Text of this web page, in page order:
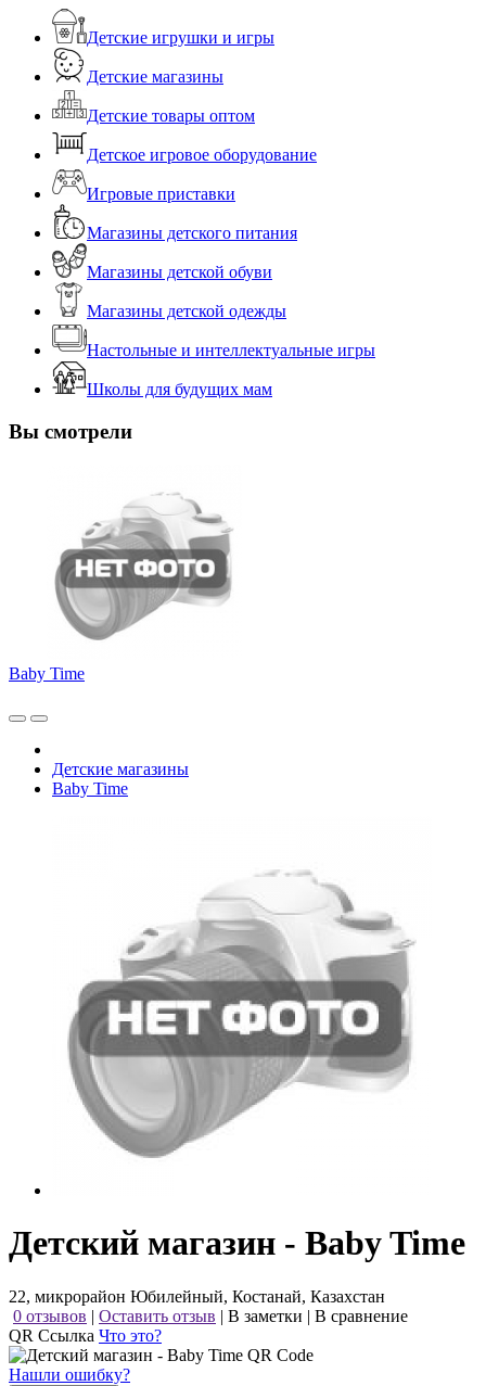
Детские игрушки и игры
Детские магазины
Детские товары оптом
Детское игровое оборудование
Игровые приставки
Магазины детского питания
Магазины детской обуви
Магазины детской одежды
Настольные и интеллектуальные игры
Школы для будущих мам
Вы смотрели
Baby Time
Детские магазины
Baby Time
Детский магазин - Baby Time
22, микрорайон Юбилейный, Костанай, Казахстан
0 отзывов | Оставить отзыв | В заметки | В сравнение
QR Ссылка Что это?
Нашли ошибку?